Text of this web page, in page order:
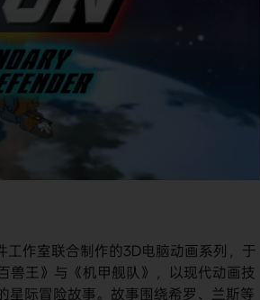
工作室联合制作的3D电脑动画系列，于
兽王》与《机甲舰队》，以现代动画技
星际冒险故事。故事围绕希罗、兰斯等